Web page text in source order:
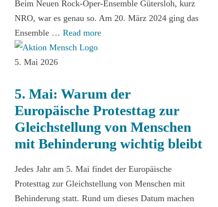
Beim Neuen Rock-Oper-Ensemble Gütersloh, kurz
NRO, war es genau so. Am 20. März 2024 ging das
Ensemble … Read more
5. Mai 2026
5. Mai: Warum der
Europäische Protesttag zur
Gleichstellung von Menschen
mit Behinderung wichtig bleibt
Jedes Jahr am 5. Mai findet der Europäische
Protesttag zur Gleichstellung von Menschen mit
Behinderung statt. Rund um dieses Datum machen